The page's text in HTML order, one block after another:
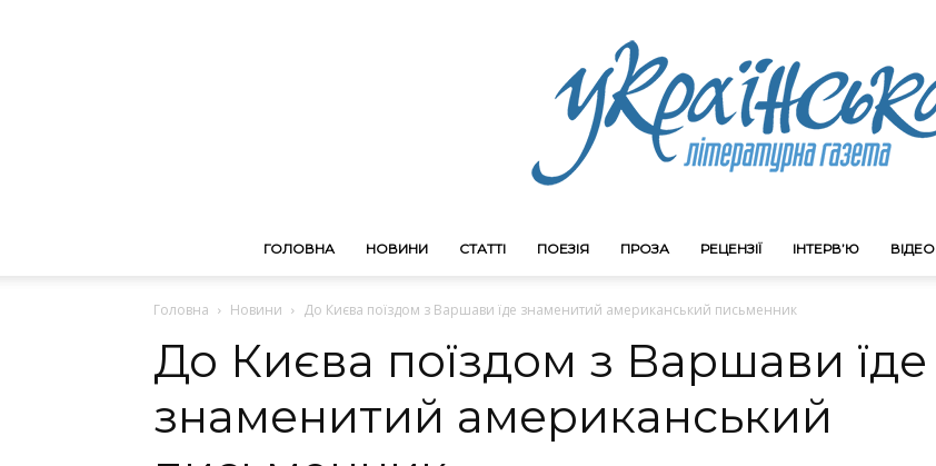
ГОЛОВНА НОВИНИ СТАТТІ ПОЕЗІЯ ПРОЗА РЕЦЕНЗІЇ ІНТЕРВ’Ю ВІДЕО
Головна Новини До Києва поїздом з Варшави їде знаменитий американський письменник
До Києва поїздом з Варшави їде
знаменитий американський